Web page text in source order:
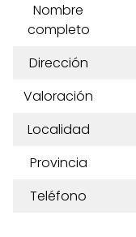
Nombre
completo
Dirección
Valoración
Localidad
Provincia
Teléfono